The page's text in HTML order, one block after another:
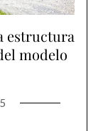
estructura
modelo